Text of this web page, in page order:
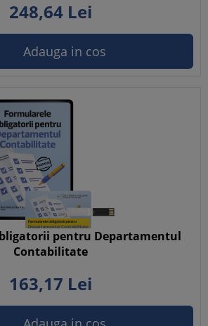
248,64 Lei
Adauga in cos
pentru Departamentul
Contabilitate
163,17 Lei